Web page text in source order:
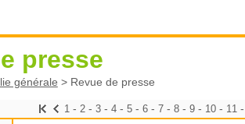
presse
générale > Revue de presse
1 - 2- 3- 4- 5- 6- 7- 8- 9- 10- 11